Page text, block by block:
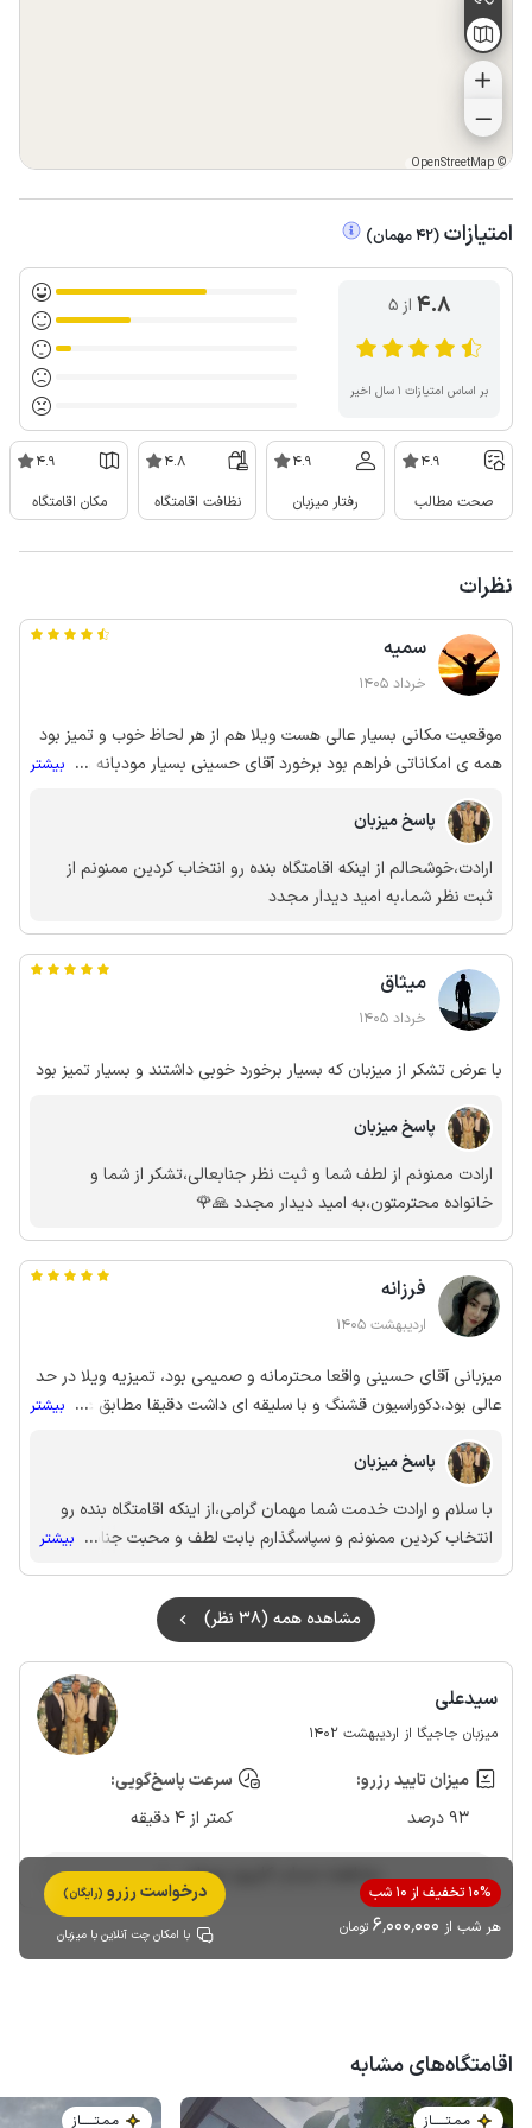
©
OpenStreetMap
امتیازات (
42مهمان)
4.8 از ۵
بر اساس امتیازات ۱ سال اخیر
4.9
صحت مطالب
4.9
رفتار میزبان
4.8
نظافت اقامتگاه
4.9
مکان اقامتگاه
نظرات
سمیه
خرداد 1405
موقعیت مکانی بسیار عالی هست ویلا هم از هر لحاظ خوب و تمیز بود
همه ی امکاناتی فراهم بود برخورد آقای حسینی بسیار مودبانه و... بیشتر
پاسخ میزبان
ارادت،خوشحالم از اینکه اقامتگاه بنده رو انتخاب کردین ممنونم از
ثبت نظر شما،به امید دیدار مجدد
میثاق
خرداد 1405
با عرض تشکر از میزبان که بسیار برخورد خوبی داشتند و بسیار تمیز بود
پاسخ میزبان
ارادت ممنونم از لطف شما و ثبت نظر جنابعالی،تشکر از شما و
خانواده محترمتون،به امید دیدار مجدد 🙏🌹
فرزانه
اردیبهشت 1405
میزبانی آقای حسینی واقعا محترمانه و صمیمی بود، تمیزیه ویلا در حد
عالی بود،دکوراسیون قشنگ و با سلیقه ای داشت دقیقا مطابق عکس ها.
میکنم به بقیه دوستان. ممنون از ادب و احترام آقای حسینی🌹
... بیشتر
پاسخ میزبان
با سلام و ارادت خدمت شما مهمان گرامی،از اینکه اقامتگاه بنده رو
انتخاب کردین ممنونم و سپاسگذارم بابت لطف و محبت جنابعالی
خانواده محترمتون بودن،به امید دیدار مجدد 🙏🌹
... بیشتر
مشاهده همه (38 نظر)
سیدعلی
میزبان جاجیگا از اردیبهشت 1402
میزان تایید رزرو:
93 درصد
سرعت پاسخ‌گویی:
کمتر از 4 دقیقه
مشاهده حساب کاربری میزبان
10% تخفیف از 10 شب
هر شب از 6٬000٬000 تومان
درخواست رزرو (رایگان)
با امکان چت آنلاین با میزبان
اقامتگاه‌های مشابه
مـمـتــــــاز مـمـتــــــاز